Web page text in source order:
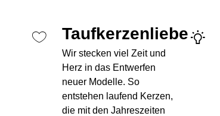
Taufkerzenliebe
Wir stecken viel Zeit und
Herz in das Entwerfen
neuer Modelle. So
entstehen laufend Kerzen,
die mit den Jahreszeiten